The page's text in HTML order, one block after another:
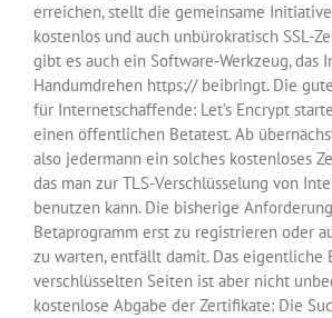
erreichen, stellt die gemeinsame
kostenlos und auch unbürokratisch SSL-
gibt es auch ein Software-Werkzeug, das
Handumdrehen https:// beibringt. Die
für Internetschaffende: Let’s Encrypt
einen öffentlichen Betatest. Ab
also jedermann ein solches kostenloses
das man zur TLS-Verschlüsselung von
benutzen kann. Die bisherige
Betaprogramm erst zu registrieren oder
zu warten, entfällt damit. Das eigentliche
verschlüsselten Seiten ist aber nicht
kostenlose Abgabe der Zertifikate: Die